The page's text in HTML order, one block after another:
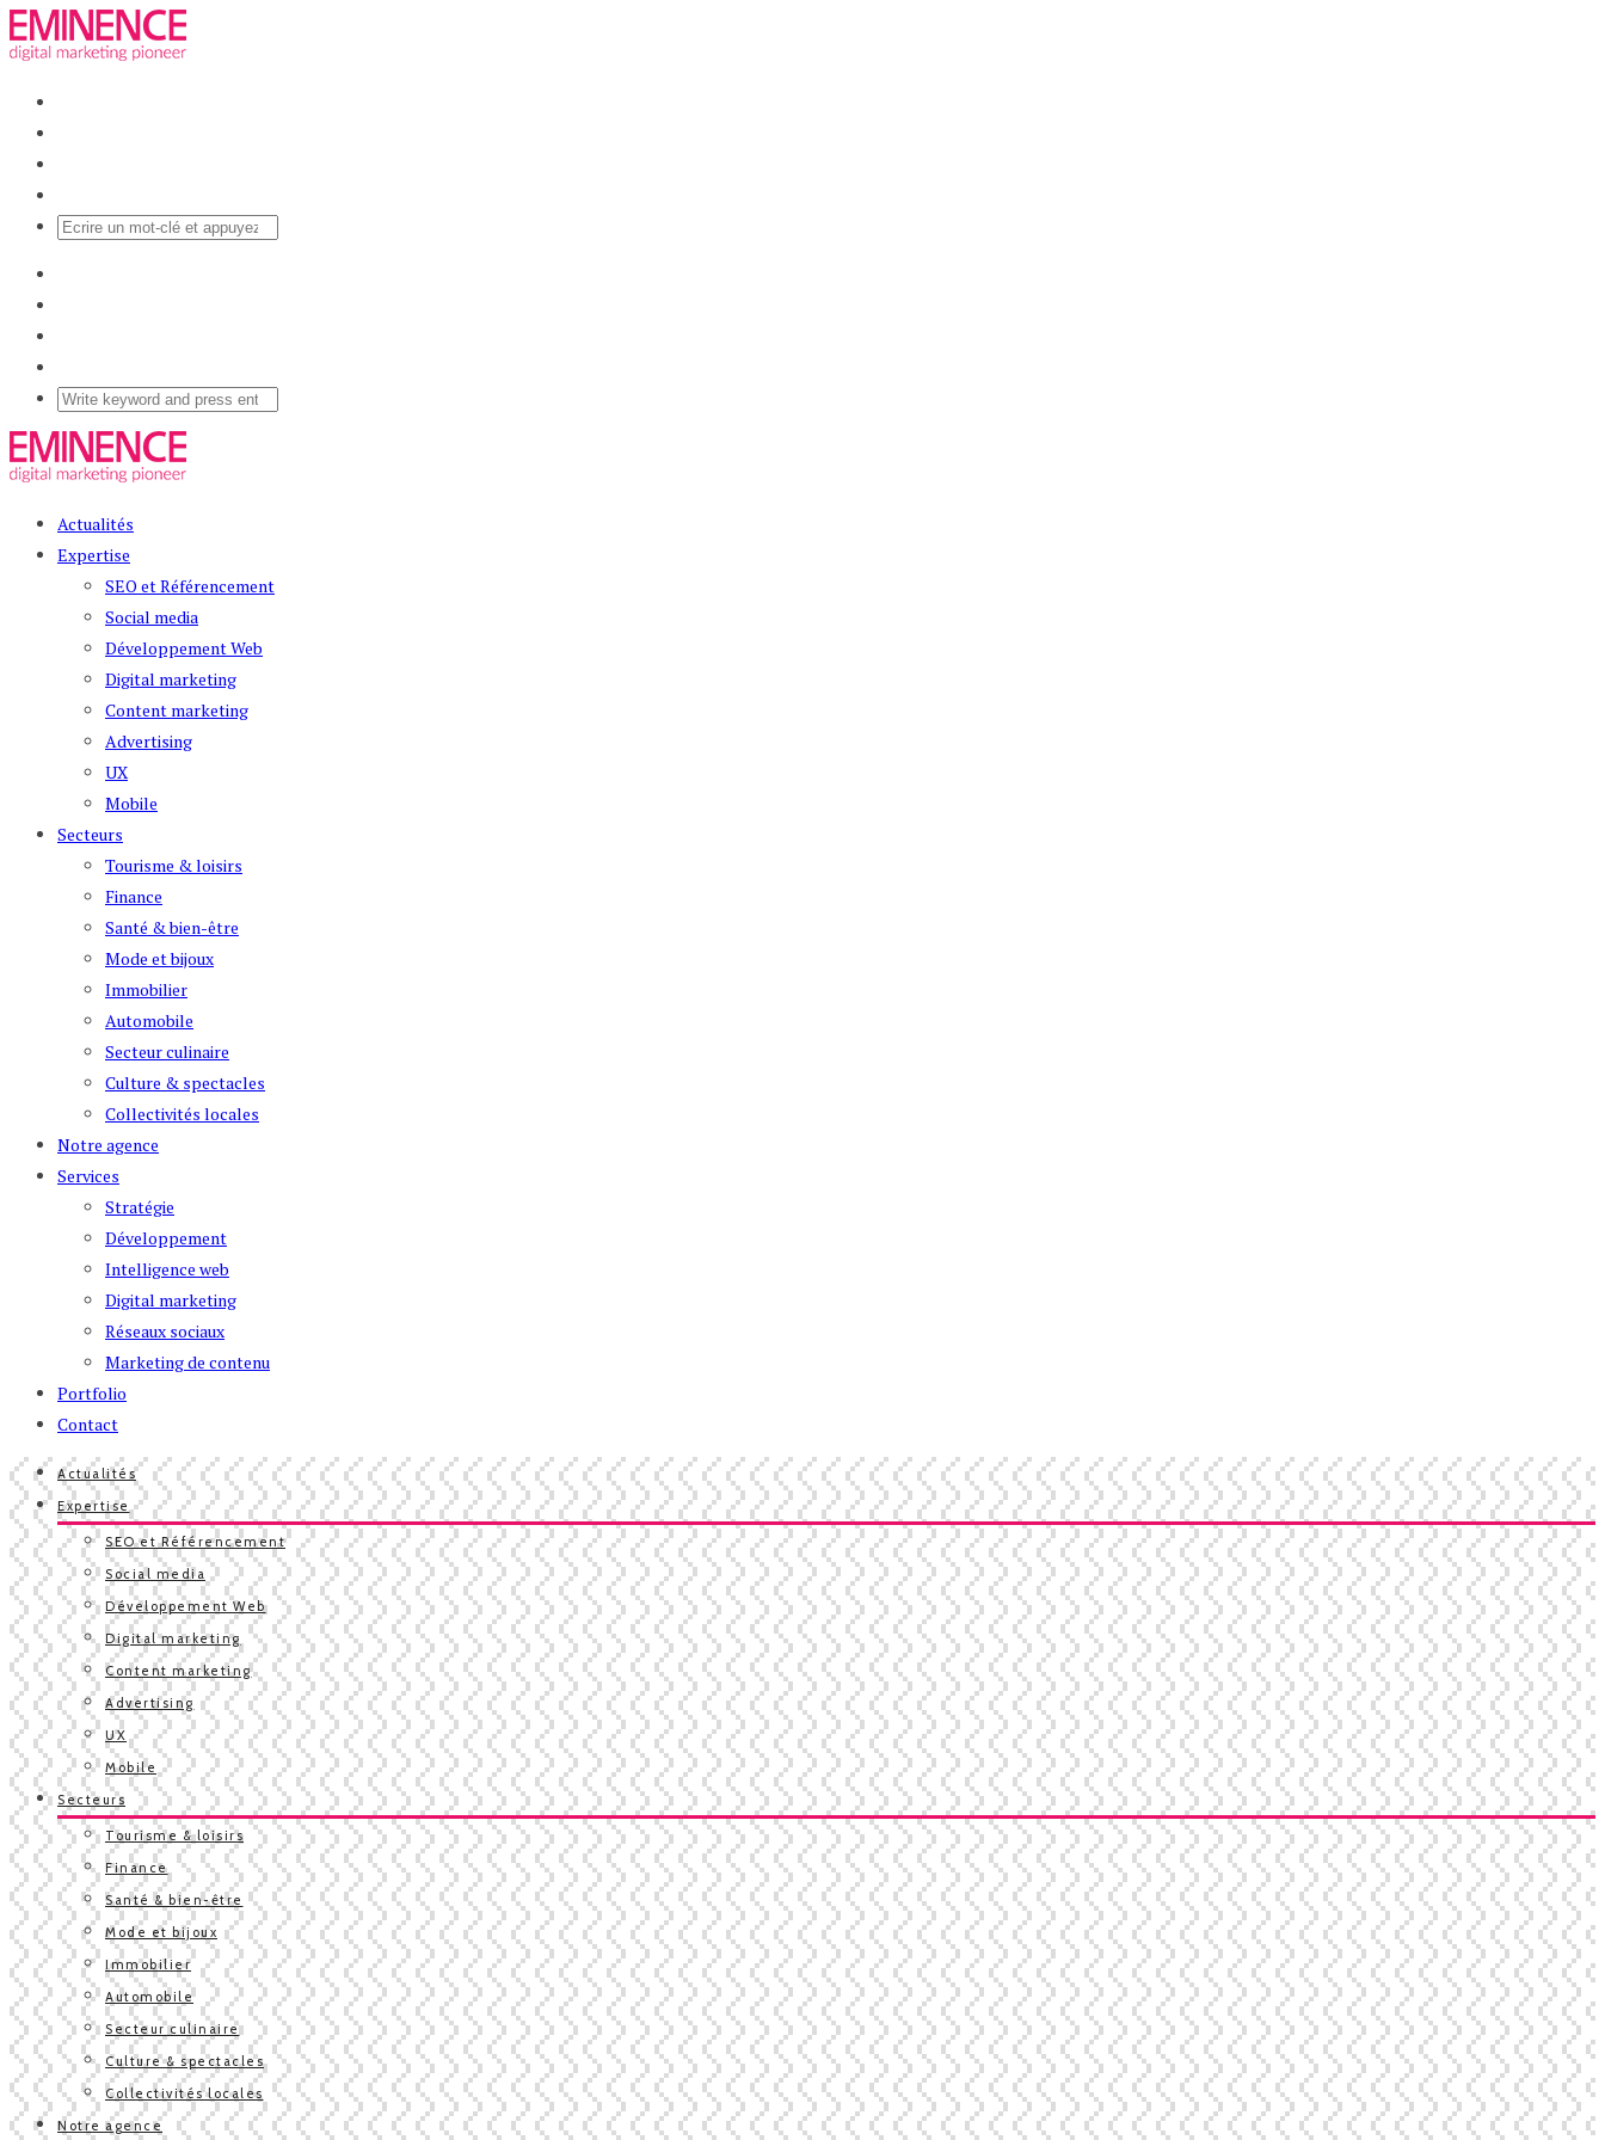
Actualités
Expertise
SEO et Référencement
Social media
Développement Web
Digital marketing
Content marketing
Advertising
UX
Mobile
Secteurs
Tourisme & loisirs
Finance
Santé & bien-être
Mode et bijoux
Immobilier
Automobile
Secteur culinaire
Culture & spectacles
Collectivités locales
Notre agence
Services
Stratégie
Développement
Intelligence web
Digital marketing
Réseaux sociaux
Marketing de contenu
Portfolio
Contact
Actualités
Expertise
SEO et Référencement
Social media
Développement Web
Digital marketing
Content marketing
Advertising
UX
Mobile
Secteurs
Tourisme & loisirs
Finance
Santé & bien-être
Mode et bijoux
Immobilier
Automobile
Secteur culinaire
Culture & spectacles
Collectivités locales
Notre agence